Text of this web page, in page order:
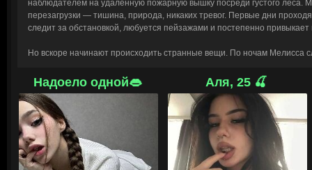
наблюдателем на удалённую пожарную вышку посреди густого леса.
перезагрузки — тишина, природа, никаких тревог. Первые дни
следит за обстановкой, любуется пейзажами и постепенно привыкает
Но вскоре начинают происходить странные вещи. По ночам Мелисса
исчезают, стоит только сфокусироваться. Однажды она находит у
выложенные камнями, — точно такие же были на старой карте,
перед заступлением на смену. Пытаясь разобраться, Мелисса
наблюдатели покидали пост при загадочных обстоятельствах, а в
недель записей. Теперь она понимает: лес хранит тайну, а её
случайностью.© ГидОнлайн
Надоело одной👄 Аля, 25 🍒